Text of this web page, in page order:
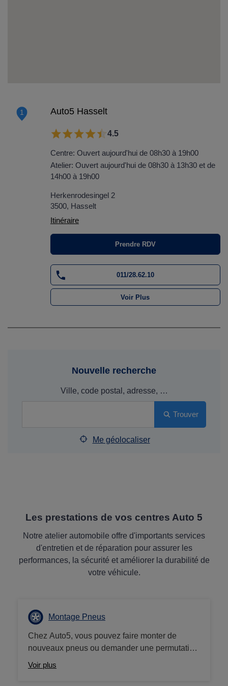
1 Auto5 Hasselt
4.5
Centre: Ouvert aujourd'hui de 08h30 à 19h00
Atelier: Ouvert aujourd'hui de 08h30 à 13h30 et de
14h00 à 19h00
Herkenrodesingel 2
3500, Hasselt
Itinéraire
Prendre RDV
011/28.62.10
Voir Plus
Nouvelle recherche
Ville, code postal, adresse, …
Trouver
Me géolocaliser
Les prestations de vos centres Auto 5
Notre atelier automobile offre d'importants services
d'entretien et de réparation pour assurer les
performances, la sécurité et améliorer la durabilité de
votre véhicule.
Montage Pneus
Chez Auto5, vous pouvez faire monter de
nouveaux pneus ou demander une permutation
de vos pneus à tout moment. La sécurité de
Voir plus